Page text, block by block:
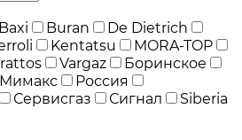
Baxi Buran
De Dietrich
Kentatsu
MORA-TOP
Vargaz
Боринское
Мимакс
Россия
Сервисгаз Сигнал
Siberia